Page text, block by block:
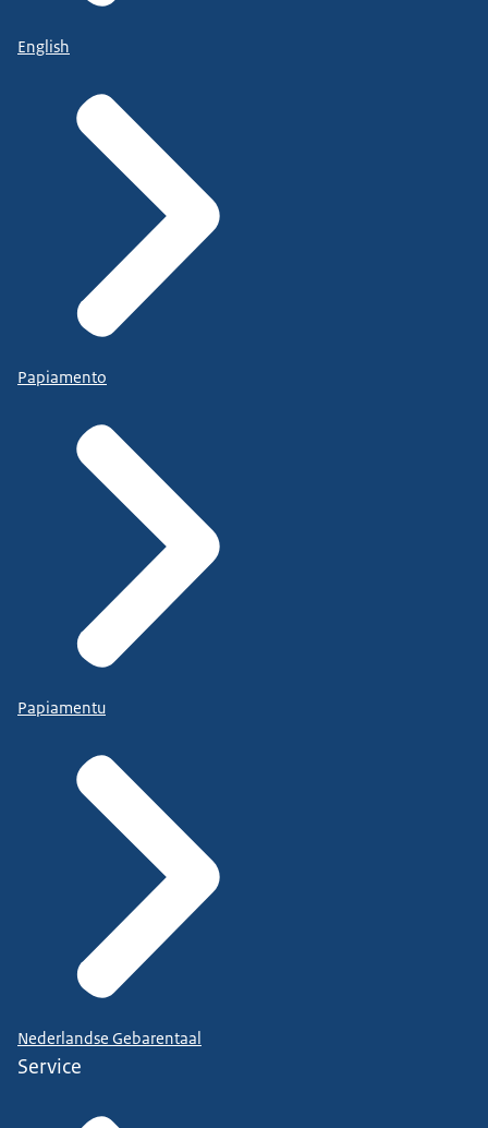
English
Papiamento
Papiamentu
Nederlandse Gebarentaal
Service